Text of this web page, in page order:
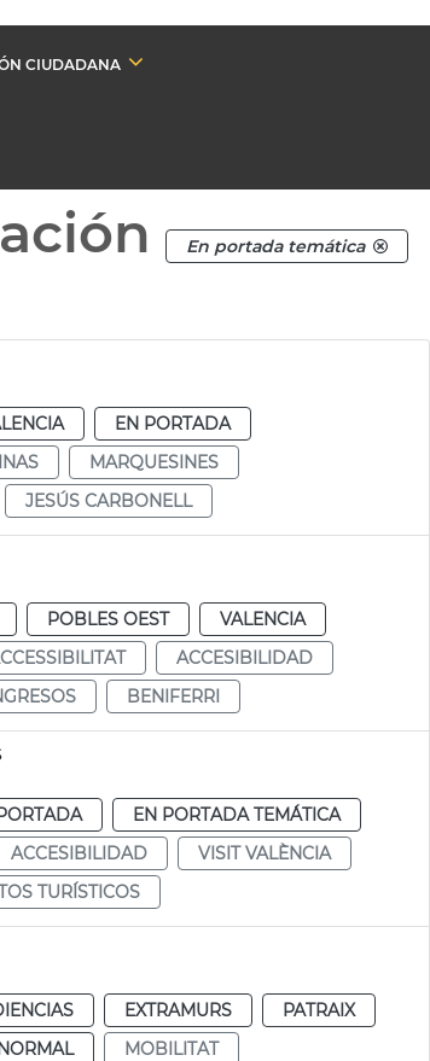
CIUDADANA
En portada temática
EN PORTADA
MARQUESINES
JESÚS CARBONELL
POBLES OEST
VALENCIA
ACCESIBILIDAD
BENIFERRI
EN PORTADA TEMÁTICA
ACCESIBILIDAD
VISIT VALÈNCIA
TURÍSTICOS
EXTRAMURS
PATRAIX
MOBILITAT